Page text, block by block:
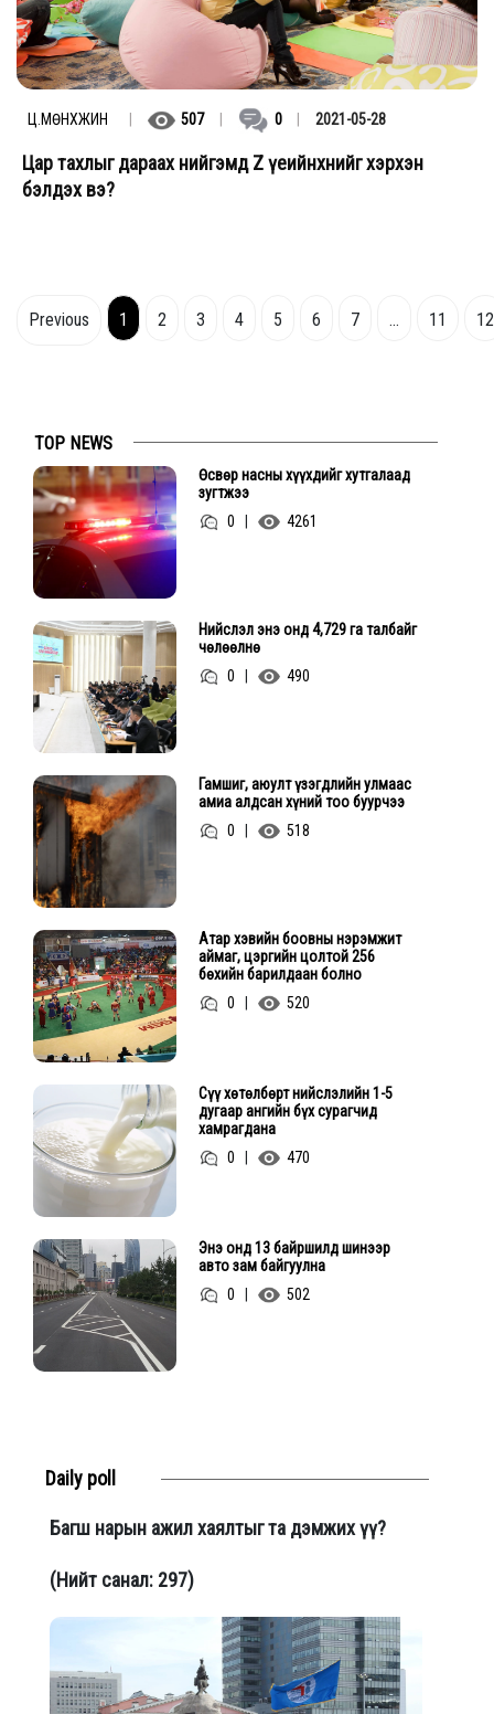
Ц.МӨНХЖИН 507 0 2021-05-28
Цар тахлыг дараах нийгэмд Z үеийнхнийг хэрхэн
бэлдэх вэ?
Previous 1 2 3 4 5 6 7 ... 11 12
TOP NEWS
Өсвөр насны хүүхдийг хутгалаад
зугтжээ
0
4261
Нийслэл энэ онд 4,729 га талбайг
чөлөөлнө
0
490
Гамшиг, аюулт үзэгдлийн улмаас
амиа алдсан хүний тоо буурчээ
0
518
Атар хэвийн боовны нэрэмжит
аймаг, цэргийн цолтой 256
бөхийн барилдаан болно
0
520
Сүү хөтөлбөрт нийслэлийн 1-5
дугаар ангийн бүх сурагчид
хамрагдана
0
470
Энэ онд 13 байршилд шинээр
авто зам байгуулна
0
502
Daily poll
Багш нарын ажил хаялтыг та дэмжих үү?
(Нийт санал: 297)